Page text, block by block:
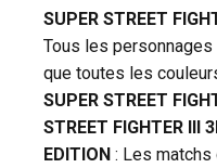
SUPER STREET
Tous les
que toutes les
SUPER STREET
STREET FIGHTER III
EDITION : Les